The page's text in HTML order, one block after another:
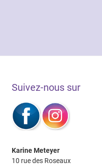
Suivez-nous sur
Karine Meteyer
10 rue des Roseaux